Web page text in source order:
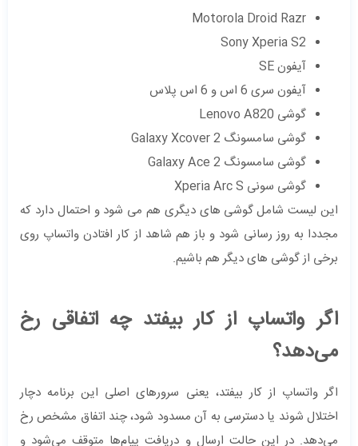
Motorola Droid Razr
Sony Xperia S2
آیفون SE
آیفون سری 6 اس و 6 اس پلاس
گوشی Lenovo A820
گوشی سامسونگ Galaxy Xcover 2
گوشی سامسونگ Galaxy Ace 2
گوشی سونی Xperia Arc S
این لیست شامل گوشی های دیگری هم می شود و احتمال دارد که
مجددا به روز رسانی شود و باز هم شاهد از کار افتادن واتساپ روی
برخی از گوشی های دیگر هم باشیم.
اگر واتساپ از کار بیفتد چه اتفاقی رخ
می‌دهد؟
اگر واتساپ از کار بیفتد، یعنی سرورهای اصلی این برنامه دچار
اختلال شوند یا دسترسی به آن مسدود شود، چند اتفاق مشخص رخ
می‌دهد. در این حالت ارسال و دریافت پیام‌ها متوقف می‌شود و